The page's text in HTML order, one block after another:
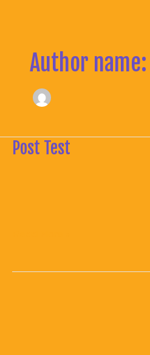
Author
Post Test
Post